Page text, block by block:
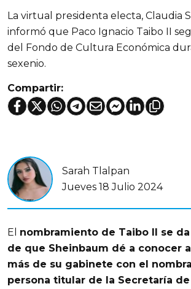
La virtual presidenta electa, Claudia
informó que Paco Ignacio Taibo II
del Fondo de Cultura Económica
sexenio.
Compartir:
Sarah Tlalpan
Jueves 18 Julio 2024
El nombramiento de Taibo II se
de que Sheinbaum dé a conocer
más de su gabinete con el
persona titular de la Secretaría